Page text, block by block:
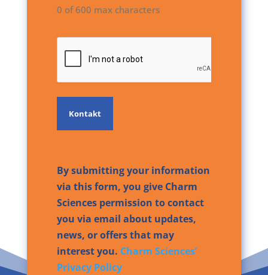
0 of 600 max characters
By submitting your information
via this form, you give Charm
Sciences permission to contact
you via email about updates,
news, or offers that may
interest you. Charm Sciences’
Privacy Policy